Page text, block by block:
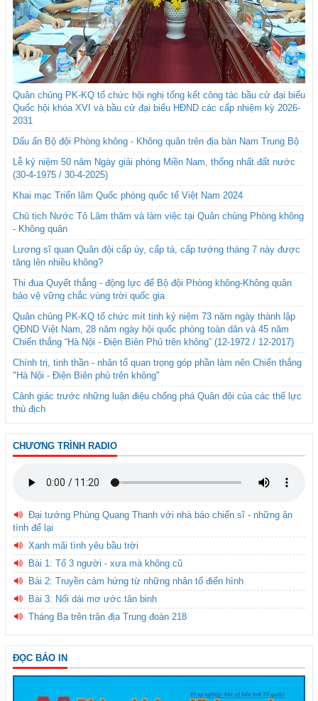
Quân chủng PK-KQ tổ chức hội nghị tổng kết công tác bầu cử đại biểu
Quốc hội khóa XVI và bầu cử đại biểu HĐND các cấp nhiệm kỳ 2026-
2031
Dấu ấn Bộ đội Phòng không - Không quân trên địa bàn Nam Trung Bộ
Lễ kỷ niệm 50 năm Ngày giải phóng Miền Nam, thống nhất đất nước
(30-4-1975 / 30-4-2025)
Khai mạc Triển lãm Quốc phòng quốc tế Việt Nam 2024
Chủ tịch Nước Tô Lâm thăm và làm việc tại Quân chủng Phòng không
- Không quân
Lương sĩ quan Quân đội cấp úy, cấp tá, cấp tướng tháng 7 này được
tăng lên nhiều không?
Thi đua Quyết thắng - động lực để Bộ đội Phòng không-Không quân
bảo vệ vững chắc vùng trời quốc gia
Quân chủng PK-KQ tổ chức mít tinh kỷ niệm 73 năm ngày thành lập
QĐND Việt Nam, 28 năm ngày hội quốc phòng toàn dân và 45 năm
Chiến thắng “Hà Nội - Điện Biên Phủ trên không” (12-1972 / 12-2017)
Chính trị, tinh thần - nhân tố quan trọng góp phần làm nên Chiến thắng
"Hà Nội - Điện Biên phủ trên không"
Cảnh giác trước những luận điệu chống phá Quân đội của các thế lực
thù địch
CHƯƠNG TRÌNH RADIO
Đại tướng Phùng Quang Thanh với nhà báo chiến sĩ - những ân
tình để lại
Xanh mãi tình yêu bầu trời
Bài 1: Tổ 3 người - xưa mà không cũ
Bài 2: Truyền cảm hứng từ những nhân tố điển hình
Bài 3: Nối dài mơ ước tân binh
Tháng Ba trên trận địa Trung đoàn 218
ĐỌC BÁO IN